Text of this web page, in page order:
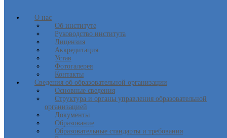
О нас
Об институте
Руководство института
Лицензия
Аккредитация
Устав
Фотогалерея
Контакты
Сведения об образовательной организации
Основные сведения
Структура и органы управления образовательной
организацией
Документы
Образование
Образовательные стандарты и требования